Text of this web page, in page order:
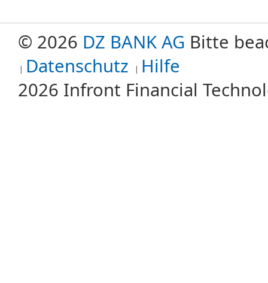
© 2026 DZ BANK AG Bitte
Datenschutz Hilfe
2026 Infront Financial